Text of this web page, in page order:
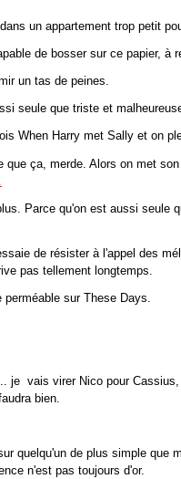
un appartement trop petit
de bosser sur ce papier, à
un tas de peines.
seule que triste et
When Harry met Sally et on
que ça, merde. Alors on met
Parce qu'on est aussi seule
de résister à l'appel des
pas tellement longtemps.
sur These Days.
je vais virer Nico pour
bien.
quelqu'un de plus simple que
n'est pas toujours d'or.